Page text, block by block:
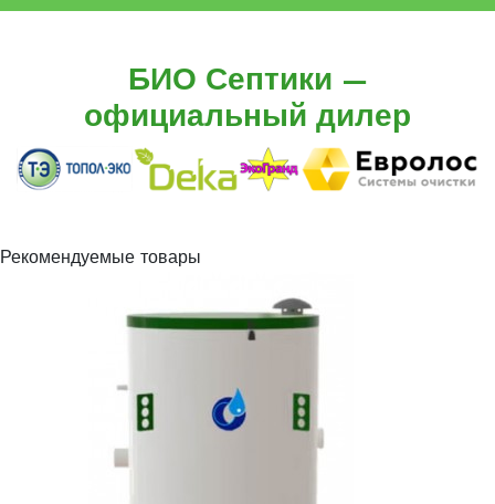
БИО Септики —
официальный дилер
Рекомендуемые товары